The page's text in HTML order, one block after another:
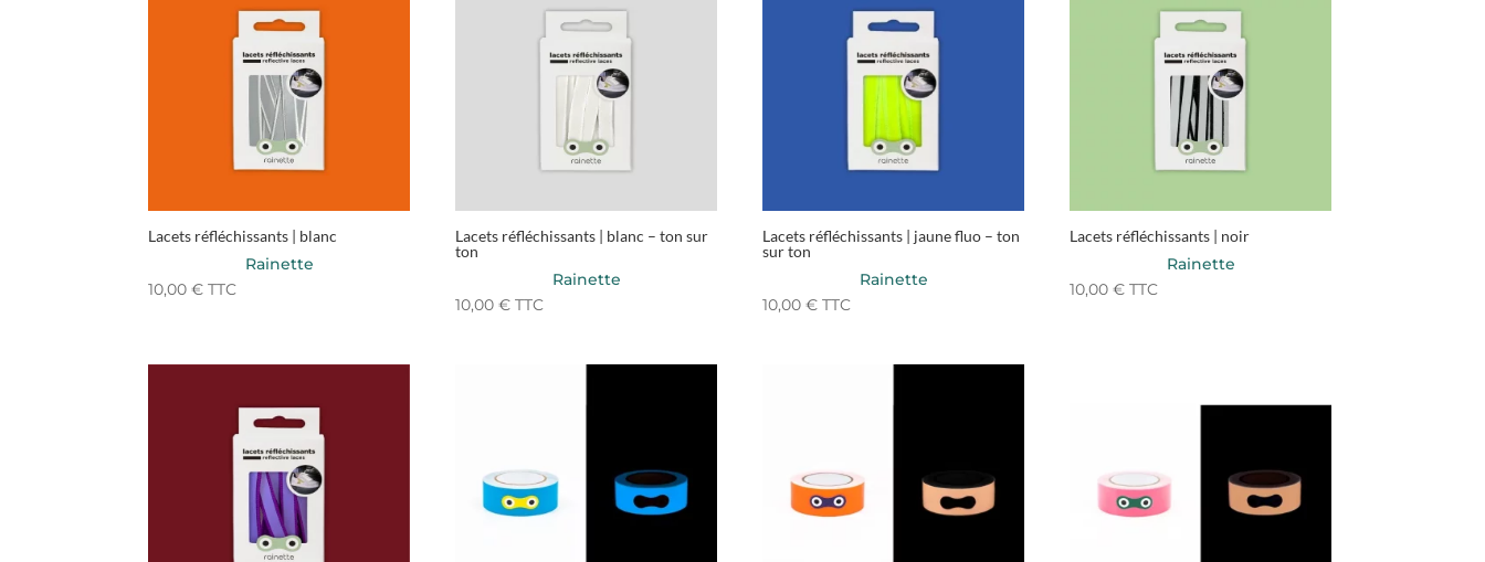
Lacets réfléchissants | blanc
Rainette
10,00€ TTC
Lacets réfléchissants | blanc – ton sur
ton
Rainette
10,00€ TTC
Lacets réfléchissants | jaune fluo – ton
sur ton
Rainette
10,00€ TTC
Lacets réfléchissants | noir
Rainette
10,00€ TTC